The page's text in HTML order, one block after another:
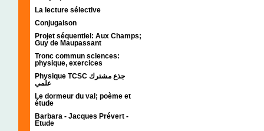
La lecture sélective
Conjugaison
Projet séquentiel: Aux Champs;
Guy de Maupassant
Tronc commun sciences:
physique, exercices
Physique TCSC جذع مشترك
علمي
Le dormeur du val; poème et
étude
Barbara - Jacques Prévert -
Etude